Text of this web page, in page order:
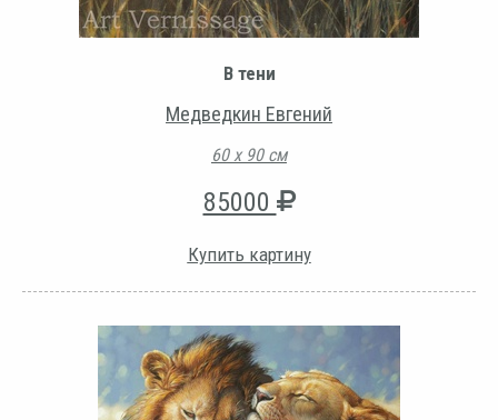
В тени
Медведкин Евгений
60 х 90 см
85000
Купить картину